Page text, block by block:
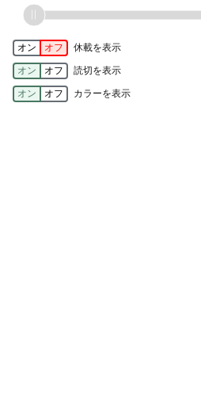
オン オフ 休載を表示
オン オフ 読切を表示
オン オフ カラーを表示